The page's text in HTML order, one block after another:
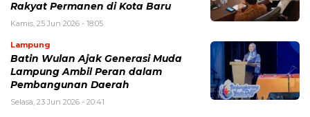
Rakyat Permanen di Kota Baru
Kamis, 25 Jun 2026 - 18:05
Lampung
Batin Wulan Ajak Generasi Muda
Lampung Ambil Peran dalam
Pembangunan Daerah
Selasa, 23 Jun 2026 - 20:41